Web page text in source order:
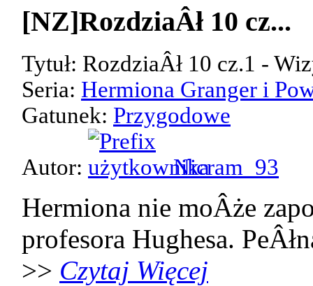
[NZ]RozdziaÂł 10 cz...
Tytuł: RozdziaÂł 10 cz.1 -
Seria: Hermiona Granger i
Gatunek: Przygodowe
Autor: Nicram_93
Hermiona nie moÂże
profesora Hughesa.
>> Czytaj Więcej